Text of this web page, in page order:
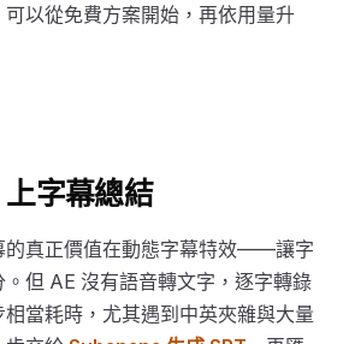
以從免費方案開始，再依用量升
字幕總結
的真正價值在動態字幕特效——讓字
但 AE 沒有語音轉文字，逐字轉錄
當耗時，尤其遇到中英夾雜與大量